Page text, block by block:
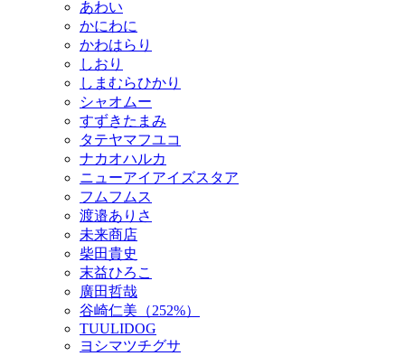
あわい
かにわに
かわはらり
しおり
しまむらひかり
シャオムー
すずきたまみ
タテヤマフユコ
ナカオハルカ
ニューアイアイズスタア
フムフムス
渡邉ありさ
未来商店
柴田貴史
末益ひろこ
廣田哲哉
谷崎仁美（252%）
TUULIDOG
ヨシマツチグサ